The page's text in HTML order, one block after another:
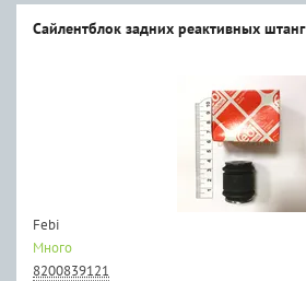
Сайлентблок задних реактивных штанг
Febi
Много
8200839121